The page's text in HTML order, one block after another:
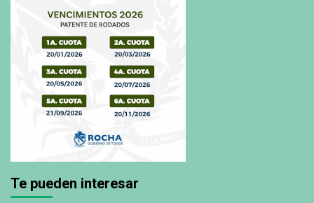
Te pueden interesar